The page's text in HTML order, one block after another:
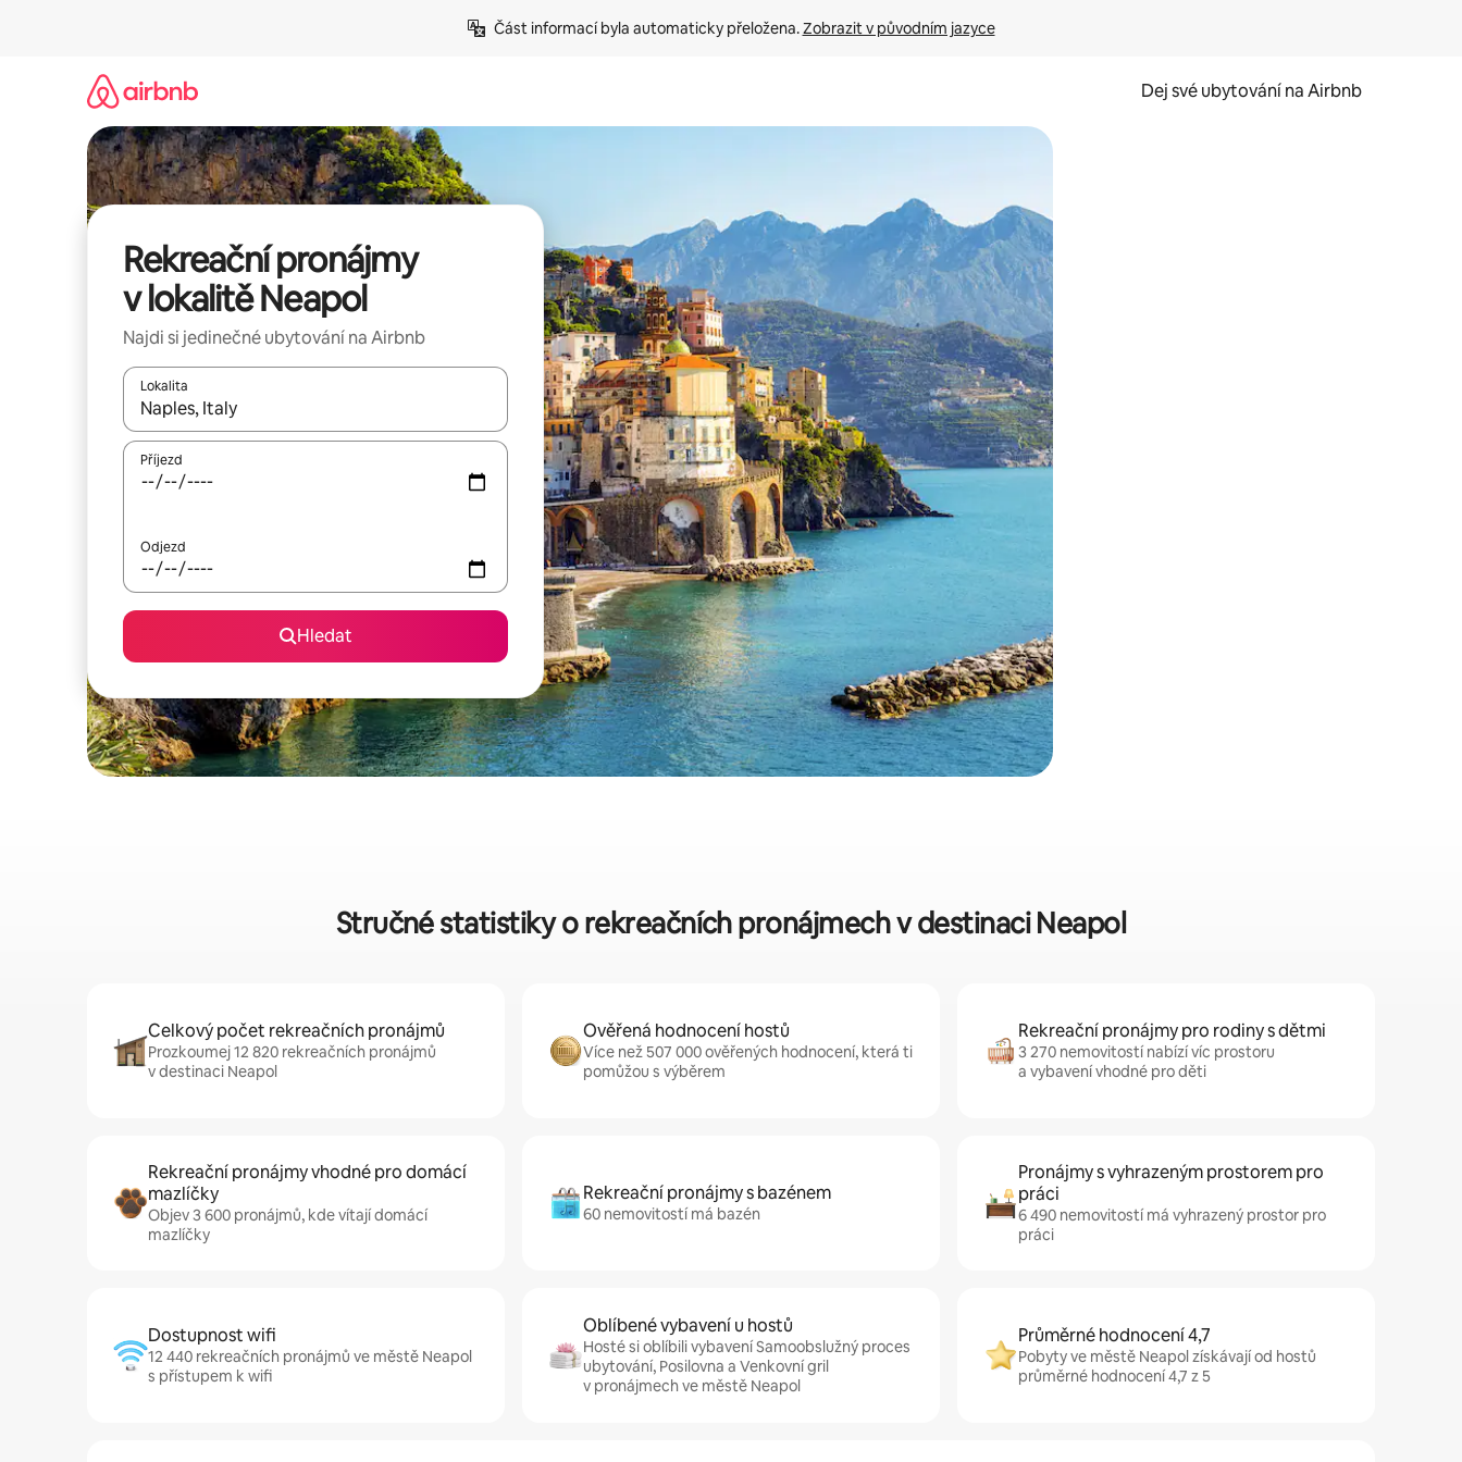
Část informací byla automaticky přeložena. Zobrazit v původním jazyce
Dej své ubytování na Airbnb
Rekreační pronájmy
v lokalitě Neapol
Najdi si jedinečné ubytování na Airbnb
Lokalita
Až budou výsledky k dispozici, můžeš si je procházet pomocí šipek nahoru a dolů, dotykem nebo přejetím prstem.
Příjezd
Odjezd
Hledat
Stručné statistiky o rekreačních pronájmech v destinaci Neapol
Celkový počet rekreačních pronájmů
Prozkoumej 12 820 rekreačních pronájmů
v destinaci Neapol
Ověřená hodnocení hostů
Více než 507 000 ověřených hodnocení, která ti
pomůžou s výběrem
Rekreační pronájmy pro rodiny s dětmi
3 270 nemovitostí nabízí víc prostoru
a vybavení vhodné pro děti
Rekreační pronájmy vhodné pro domácí
mazlíčky
Objev 3 600 pronájmů, kde vítají domácí
mazlíčky
Rekreační pronájmy s bazénem
60 nemovitostí má bazén
Pronájmy s vyhrazeným prostorem pro
práci
6 490 nemovitostí má vyhrazený prostor pro
práci
Dostupnost wifi
12 440 rekreačních pronájmů ve městě Neapol
s přístupem k wifi
Oblíbené vybavení u hostů
Hosté si oblíbili vybavení Samoobslužný proces
ubytování, Posilovna a Venkovní gril
v pronájmech ve městě Neapol
Průměrné hodnocení 4,7
Pobyty ve městě Neapol získávají od hostů
průměrné hodnocení 4,7 z 5